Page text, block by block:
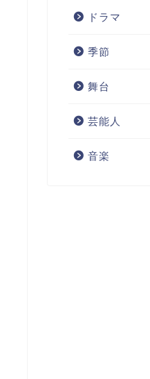
ドラマ
季節
舞台
芸能人
音楽